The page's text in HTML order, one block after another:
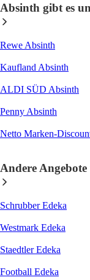
Absinth gibt es
Rewe Absinth
Kaufland Absinth
ALDI SÜD Absinth
Penny Absinth
Netto Marken-
Andere
Schrubber Edeka
Westmark Edeka
Staedtler Edeka
Football Edeka